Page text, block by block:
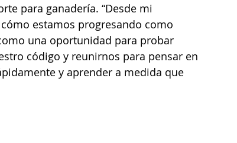
para ganadería. “Desde mi
estamos progresando como
una oportunidad para probar
código y reunirnos para pensar en
y aprender a medida que